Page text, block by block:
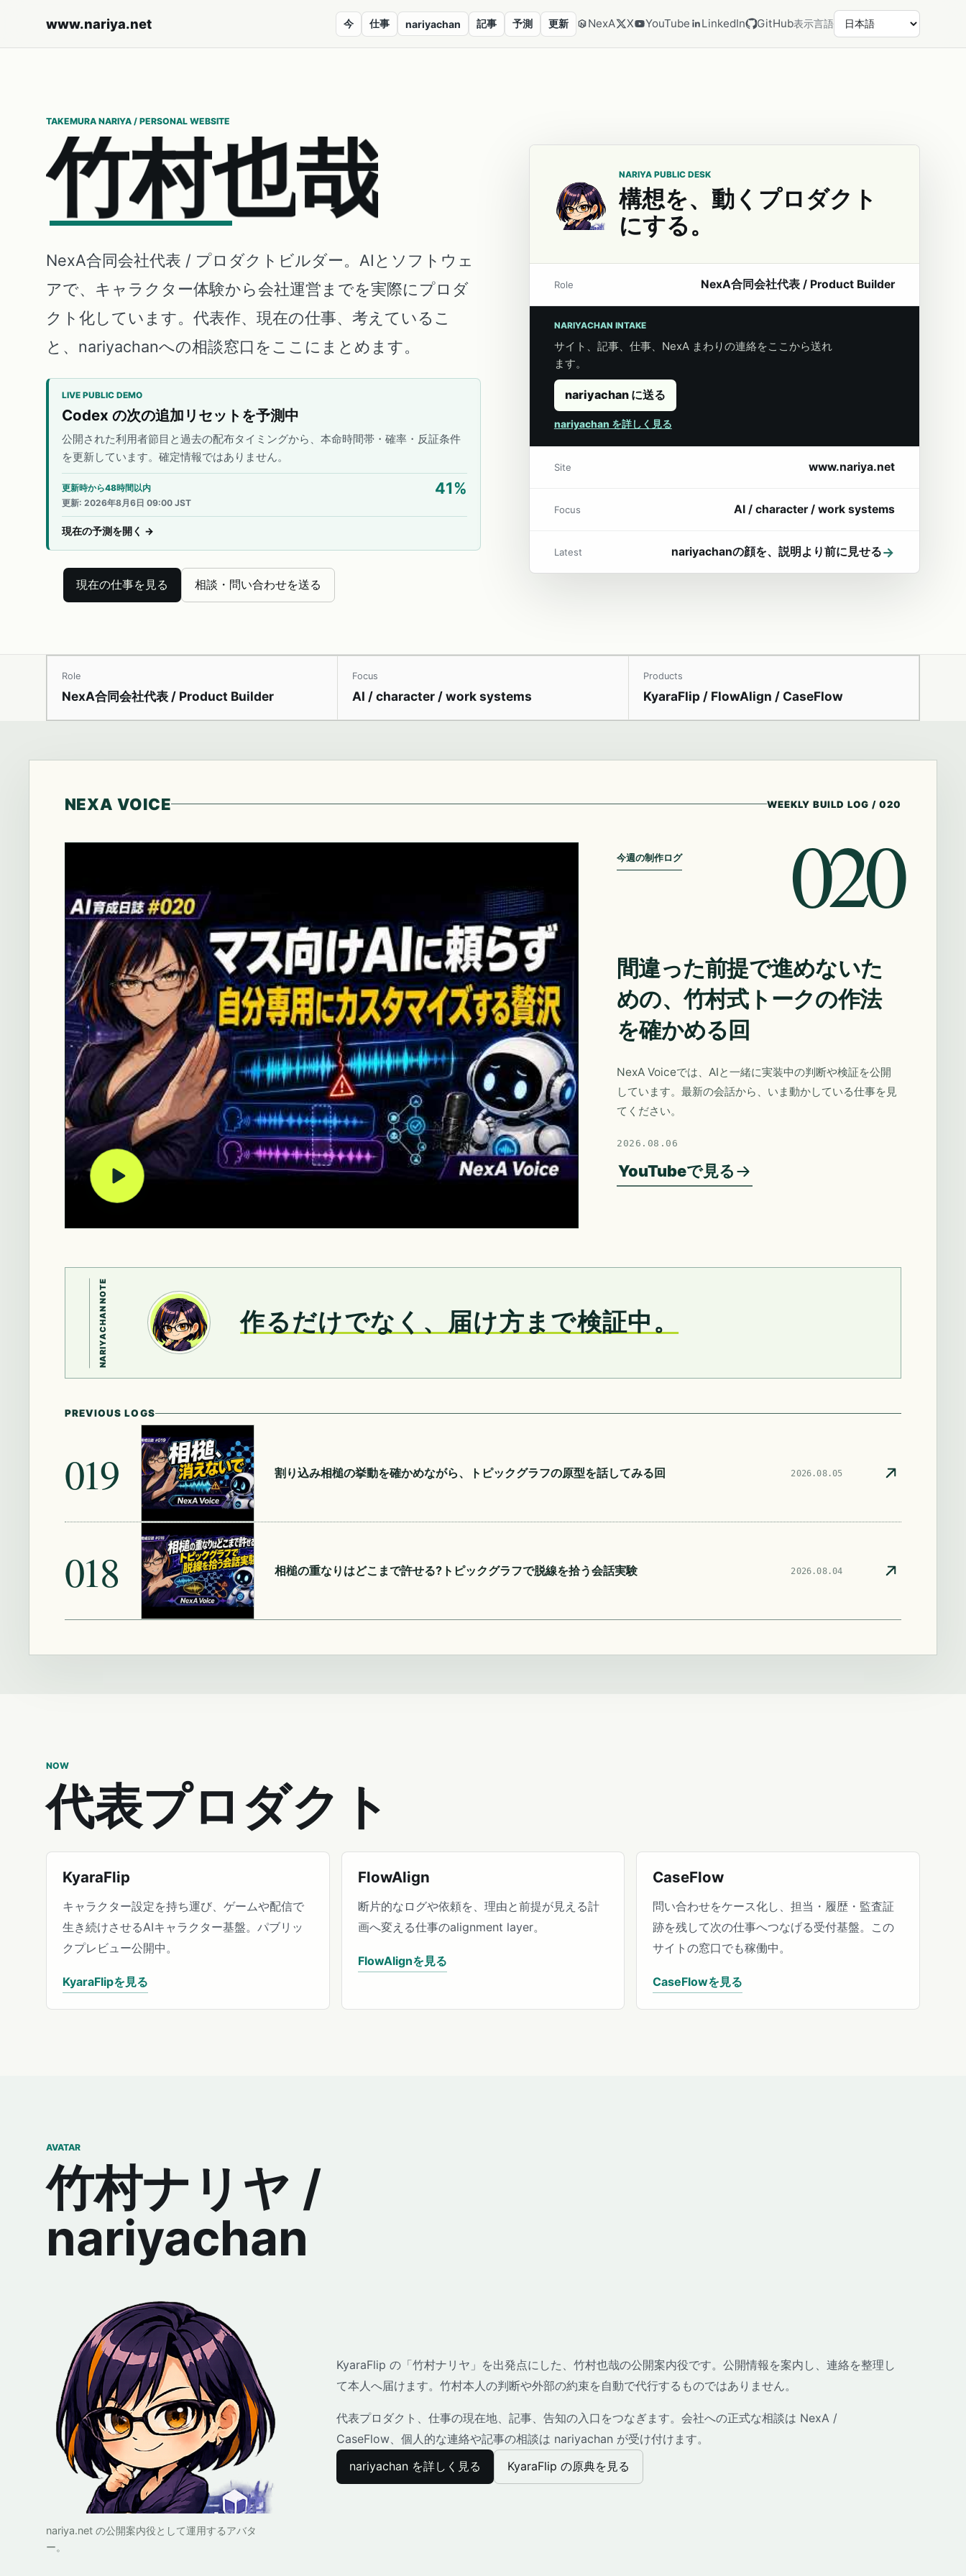
www.nariya.net 今 仕事 nariyachan 記事 予測 更新 NexA X YouTube LinkedIn GitHub表示言語
TAKEMURA NARIYA / PERSONAL WEBSITE
竹村也哉
NexA合同会社代表 / プロダクトビルダー。AIとソフトウェ
アで、キャラクター体験から会社運営までを実際にプロダ
クト化しています。代表作、現在の仕事、考えているこ
と、nariyachanへの相談窓口をここにまとめます。
LIVE PUBLIC DEMO
Codex の次の追加リセットを予測中
公開された利用者節目と過去の配布タイミングから、本命時間帯・確率・反証条件
を更新しています。確定情報ではありません。
更新時から48時間以内 41%
更新: 2026年8月6日 09:00 JST
現在の予測を開く →
現在の仕事を見る 相談・問い合わせを送る
NARIYA PUBLIC DESK
構想を、動くプロダクト
にする。
Role NexA合同会社代表 / Product Builder
NARIYACHAN INTAKE
サイト、記事、仕事、NexA まわりの連絡をここから送れ
ます。
nariyachan に送る
nariyachan を詳しく見る
Site www.nariya.net
Focus AI / character / work systems
Latest nariyachanの顔を、説明より前に見せる→
Role
NexA合同会社代表 / Product Builder
Focus
AI / character / work systems
Products
KyaraFlip / FlowAlign / CaseFlow
NEXA VOICE WEEKLY BUILD LOG / 020
今週の制作ログ 020
間違った前提で進めないた
めの、竹村式トークの作法
を確かめる回
NexA Voiceでは、AIと一緒に実装中の判断や検証を公開
しています。最新の会話から、いま動かしている仕事を見
てください。
2026.08.06
YouTubeで見る
NARIYACHAN NOTE 作るだけでなく、届け方まで検証中。
PREVIOUS LOGS
019 割り込み相槌の挙動を確かめながら、トピックグラフの原型を話してみる回 2026.08.05
018 相槌の重なりはどこまで許せる?トピックグラフで脱線を拾う会話実験 2026.08.04
NOW
代表プロダクト
KyaraFlip
キャラクター設定を持ち運び、ゲームや配信で
生き続けさせるAIキャラクター基盤。パブリッ
クプレビュー公開中。
KyaraFlipを見る
FlowAlign
断片的なログや依頼を、理由と前提が見える計
画へ変える仕事のalignment layer。
FlowAlignを見る
CaseFlow
問い合わせをケース化し、担当・履歴・監査証
跡を残して次の仕事へつなげる受付基盤。この
サイトの窓口でも稼働中。
CaseFlowを見る
AVATAR
竹村ナリヤ /
nariyachan
nariya.net の公開案内役として運用するアバタ
ー。
KyaraFlip の「竹村ナリヤ」を出発点にした、竹村也哉の公開案内役です。公開情報を案内し、連絡を整理し
て本人へ届けます。竹村本人の判断や外部の約束を自動で代行するものではありません。
代表プロダクト、仕事の現在地、記事、告知の入口をつなぎます。会社への正式な相談は NexA /
CaseFlow、個人的な連絡や記事の相談は nariyachan が受け付けます。
nariyachan を詳しく見る
KyaraFlip の原典を見る